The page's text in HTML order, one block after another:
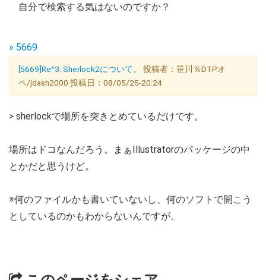
自分で検索する気はないのですか？
» 5669
[5669]Re^3: Sherlock2について。
投稿者：笹川％DTPオ
ペ/jdash2000 投稿日：08/05/25-20:24
> sherlockで場所を突きとめているだけです。
場所はドコなんだろう。まぁIllustratorのパッケージの中
とかだと思うけど。
※何のファイルかも書いていないし、何のソフトで開こう
としているのかもわからないんですが。